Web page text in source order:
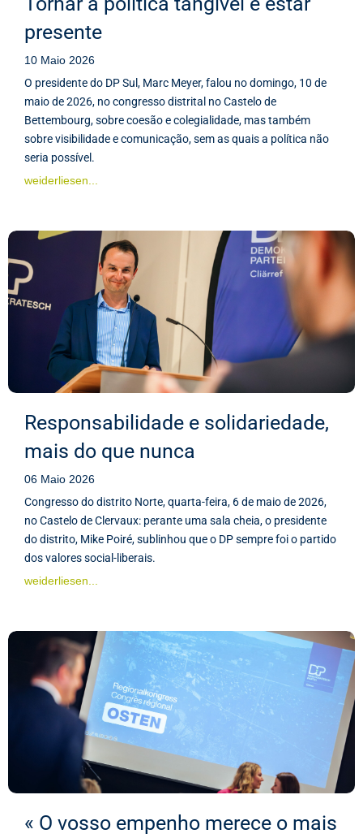
presente
10 Maio 2026
O presidente do DP Sul, Marc Meyer, falou no domingo, 10 de
maio de 2026, no congresso distrital no Castelo de
Bettembourg, sobre coesão e colegialidade, mas também
sobre visibilidade e comunicação, sem as quais a política não
seria possível.
weiderliesen...
Responsabilidade e solidariedade,
mais do que nunca
06 Maio 2026
Congresso do distrito Norte, quarta-feira, 6 de maio de 2026,
no Castelo de Clervaux: perante uma sala cheia, o presidente
do distrito, Mike Poiré, sublinhou que o DP sempre foi o partido
dos valores social-liberais.
weiderliesen...
« O vosso empenho merece o mais